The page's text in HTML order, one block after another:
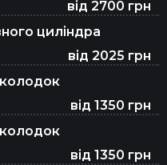
від 2700 грн
циліндра
від 2025 грн
колодок
від 1350 грн
колодок
від 1350 грн